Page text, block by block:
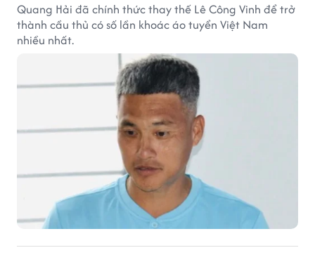
Quang Hải đã chính thức thay thế Lê Công Vinh để trở
thành cầu thủ có số lần khoác áo tuyển Việt Nam
nhiều nhất.